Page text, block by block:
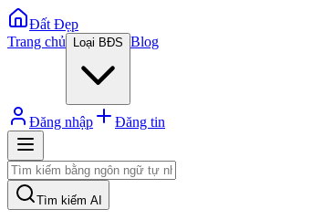
Đất Đẹp
Trang chủ
Loại BĐS Blog
Đăng nhập Đăng tin
Tìm kiếm AI